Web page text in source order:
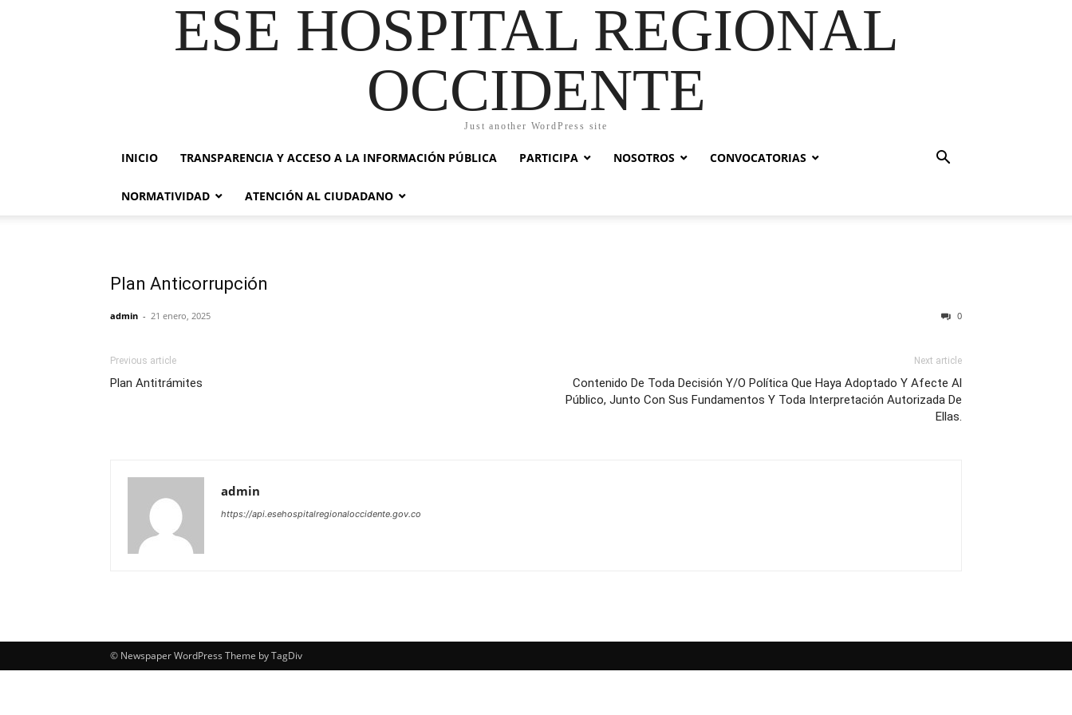
ESE HOSPITAL REGIONAL
OCCIDENTE
Just another WordPress site
INICIO TRANSPARENCIA Y ACCESO A LA INFORMACIÓN PÚBLICA PARTICIPA NOSOTROS CONVOCATORIAS
NORMATIVIDAD ATENCIÓN AL CIUDADANO
Plan Anticorrupción
admin - 21 enero, 2025 0
Previous article
Plan Antitrámites
Next article
Contenido De Toda Decisión Y/O Política Que Haya Adoptado Y Afecte Al
Público, Junto Con Sus Fundamentos Y Toda Interpretación Autorizada De
Ellas.
admin
https://api.esehospitalregionaloccidente.gov.co
© Newspaper WordPress Theme by TagDiv